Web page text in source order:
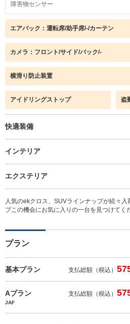
障害物センサー
エアバック：運転席/助手席/-/カーテン
カメラ：フロント/サイド/バック/-
横滑り防止装置
アイドリングストップ 盗
快適装備
インテリア
エクステリア
人気のekクロス、SUVラインナップが続々
プこの機会にお気に入りの一台を見つけてく
プラン
基本プラン 支払総額（税込）
Aプラン 支払総額（税込）
JAF